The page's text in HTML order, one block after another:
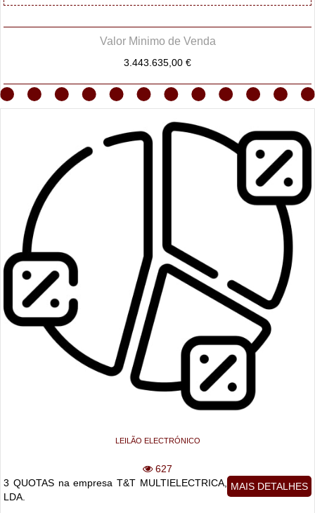
Valor Minimo de Venda
3.443.635,00 €
LEILÃO ELECTRÓNICO
627
MAIS DETALHES
3 QUOTAS na empresa T&T MULTIELECTRICA,
LDA.